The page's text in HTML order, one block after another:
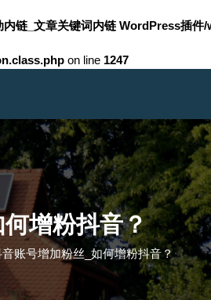
链_文章关键词内链 WordPress插
on line 1247
增粉抖音？
账号增加粉丝_如何增粉抖音？